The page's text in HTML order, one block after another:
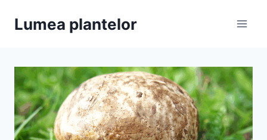
Lumea plantelor